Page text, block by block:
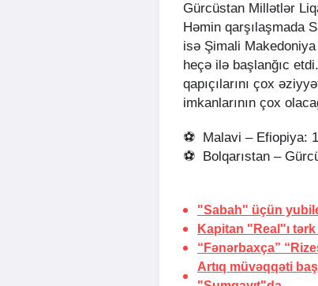
Gürcüstan Millətlər
Həmin qarşılaşmada
isə Şimali
heçə ilə başlanğıc
qapıçılarını çox
imkanlarının çox
⚽ Malavi – Efiopiya: 1
⚽ Bolqarıstan –
"Sabah" üçün
Kapitan "Real"ı
“Fənərbaxça”
Artıq müvəqqəti